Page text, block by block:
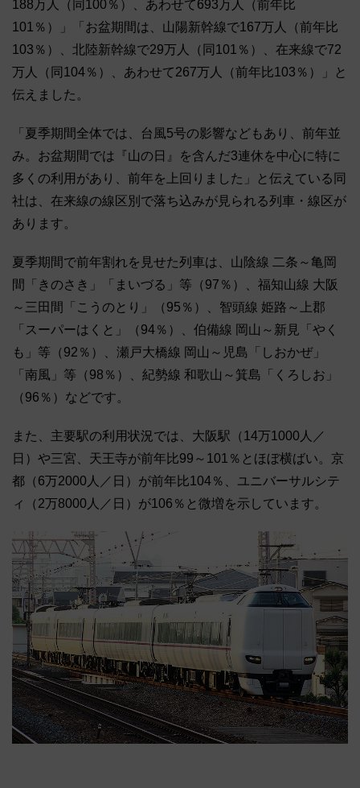
188万人（同100％）、あわせて693万人（前年比
101％）」「お盆期間は、山陽新幹線で167万人（前年比
103％）、北陸新幹線で29万人（同101％）、在来線で72
万人（同104％）、あわせて267万人（前年比103％）」と
伝えました。
「夏季期間全体では、台風5号の影響などもあり、前年並
み。お盆期間では『山の日』を含んだ3連休を中心に特に
多くの利用があり、前年を上回りました」と伝えている同
社は、在来線の線区別で落ち込みが見られる列車・線区が
あります。
夏季期間で前年割れを見せた列車は、山陰線 二条～亀岡
間「きのさき」「まいづる」等（97％）、福知山線 大阪
～三田間「こうのとり」（95％）、智頭線 姫路～上郡
「スーパーはくと」（94％）、伯備線 岡山～新見「やく
も」等（92％）、瀬戸大橋線 岡山～児島「しおかぜ」
「南風」等（98％）、紀勢線 和歌山～箕島「くろしお」
（96％）などです。
また、主要駅の利用状況では、大阪駅（14万1000人／
日）や三宮、天王寺が前年比99～101％とほぼ横ばい。京
都（6万2000人／日）が前年比104％、ユニバーサルシテ
ィ（2万8000人／日）が106％と微増を示しています。